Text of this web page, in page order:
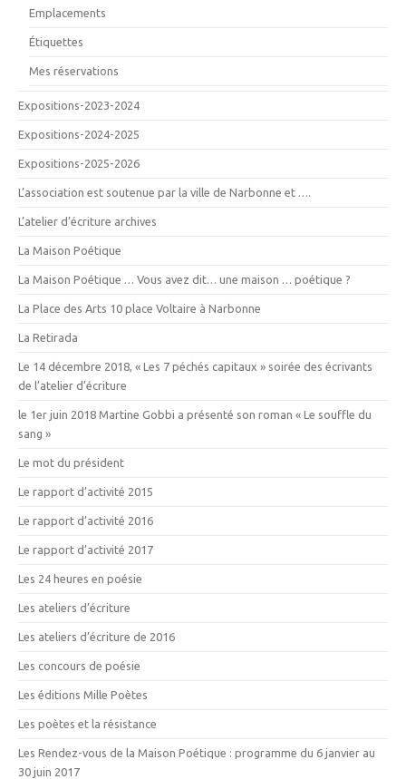
Emplacements
Étiquettes
Mes réservations
Expositions-2023-2024
Expositions-2024-2025
Expositions-2025-2026
L’association est soutenue par la ville de Narbonne et ….
L’atelier d’écriture archives
La Maison Poétique
La Maison Poétique … Vous avez dit… une maison … poétique ?
La Place des Arts 10 place Voltaire à Narbonne
La Retirada
Le 14 décembre 2018, « Les 7 péchés capitaux » soirée des écrivants
de l’atelier d’écriture
le 1er juin 2018 Martine Gobbi a présenté son roman « Le souffle du
sang »
Le mot du président
Le rapport d’activité 2015
Le rapport d’activité 2016
Le rapport d’activité 2017
Les 24 heures en poésie
Les ateliers d’écriture
Les ateliers d’écriture de 2016
Les concours de poésie
Les éditions Mille Poètes
Les poètes et la résistance
Les Rendez-vous de la Maison Poétique : programme du 6 janvier au
30 juin 2017